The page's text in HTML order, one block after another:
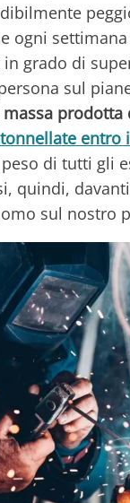
ogni settimana
grado di
sul
massa
entro
di tutti gli
quindi,
sul nostro